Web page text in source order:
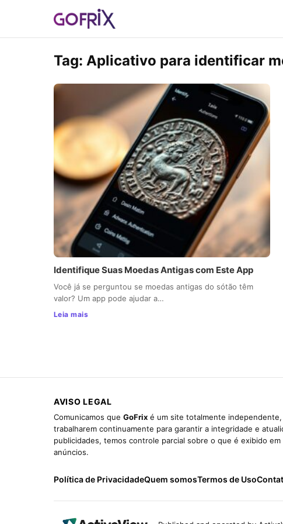
Tag: Aplicativo para identificar
Identifique Suas Moedas Antigas com Este App
Você já se perguntou se moedas antigas do sótão têm
valor? Um app pode ajudar a…
Leia mais
AVISO LEGAL
Comunicamos que GoFrix é um site totalmente
trabalharem continuamente para garantir a integridade e
publicidades, temos controle parcial sobre o que é exibido
anúncios.
Política de PrivacidadeQuem somosTermos de Uso